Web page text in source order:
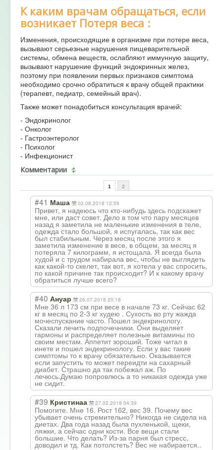
К каким врачам обращаться, если
возникает Потеря веса :
Изменения, происходящие в организме при потере веса,
вызывают серьезные нарушения пищеварительной
системы, обмена веществ, ослабляют иммунную защиту,
вызывают нарушение функций эндокринных желез,
поэтому при появлении первых признаков симптома
необходимо срочно обратиться к врачу общей практики
(терапевт, педиатр, семейный врач).
Также может понадобиться консультация врачей:
- Эндокринолог
- Онколог
- Гастроэнтеролог
- Психолог
- Инфекционист
Комментарии
1 2
#41 Маша 02.08.2018 12:59
Привет, я надеюсь что кто-нибудь здесь подскажет
мне, или даст совет. Дело в том что пару месяцев
назад я заметила не маленькие изменения в теле,
одежда стало большой, я испугалась, так как вес
был стабильным. Через месяц после этого я
заметила изменение в весе, в общем, за месяц я
потеряла 7 килограмм, я истощала. Я всегда была
худой и с трудом набирала вес, чтобы не выглядеть
как какой-то скелет, так вот, я хотела у вас спросить,
по какой причине так происходит? И к какому врачу
обратиться лучше всего?
#40 Ануар 26.07.2018 20:18
Мне 36 л 173 см при весе в начале 73 кг. Сейчас 62
кг в месяц по 2-3 кг худею . Сухость во рту жажда
мочеспускание часто. Пошел эндекринологу.
Сказали лечить подпочечники. Они выделяет
гармоны и распределяет полезные витамины по
своим местам. Аппетит зороший. Тоже читал в
инете и пошел эндекринологу. Если у вас такие
симптомы то к врачу обязательно. Оказывается
если запустить то может переидти на сахарный
диабет. Страшно да так побежал аж. По
лечюсь.Думаю попровлюсь а то никакая одежда уже
не сидит.
#39 Кристинаа 27.02.2018 04:39
Помогите. Мне 16. Рост 162, вес 39. Почему вес
убывает очень стремительно? Никогда не сидела на
диетах. Два года назад была пухленькой, щеки,
ляжки, а сейчас одни кости. Все вещи стали
большие. Что делать? Из-за парня был стресс,
доводил и тд. Как потолстеть? Вес не набирается..